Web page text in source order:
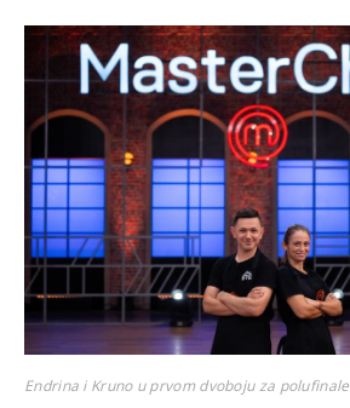
Endrina i Kruno u prvom dvoboju za polufinale